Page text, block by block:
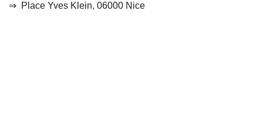
⇒ Place Yves Klein, 06000 Nice